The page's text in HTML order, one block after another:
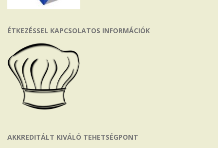
ÉTKEZÉSSEL KAPCSOLATOS INFORMÁCIÓK
AKKREDITÁLT KIVÁLÓ TEHETSÉGPONT